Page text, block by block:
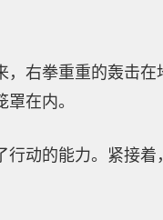
右拳重重的轰击在
在内。
行动的能力。紧接着